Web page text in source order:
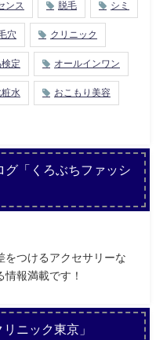
ンス 脱毛 シミ
穴 クリニック
定 オールインワン
水 おこもり美容
グ「くろぶちファッシ
をつけるアクセサリーな
報満載です！
ニック東京」